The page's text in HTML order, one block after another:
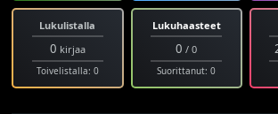
Lukulistalla
0 kirjaa
Toivelistalla: 0
Lukuhaasteet
0 / 0
Suorittanut: 0